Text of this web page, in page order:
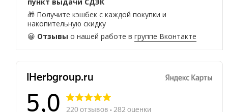
🎁 Получите кэшбек с каждой покупки и
накопительную скидку
😀 Отзывы о нашей работе вгруппе Вконтакте